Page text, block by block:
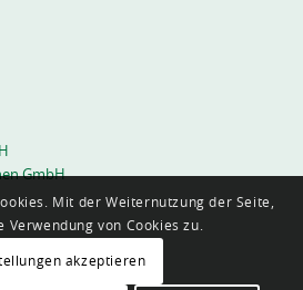
GmbH
Mit der Weiternutzung der Seite,
Verwendung von Cookies zu.
akzeptieren